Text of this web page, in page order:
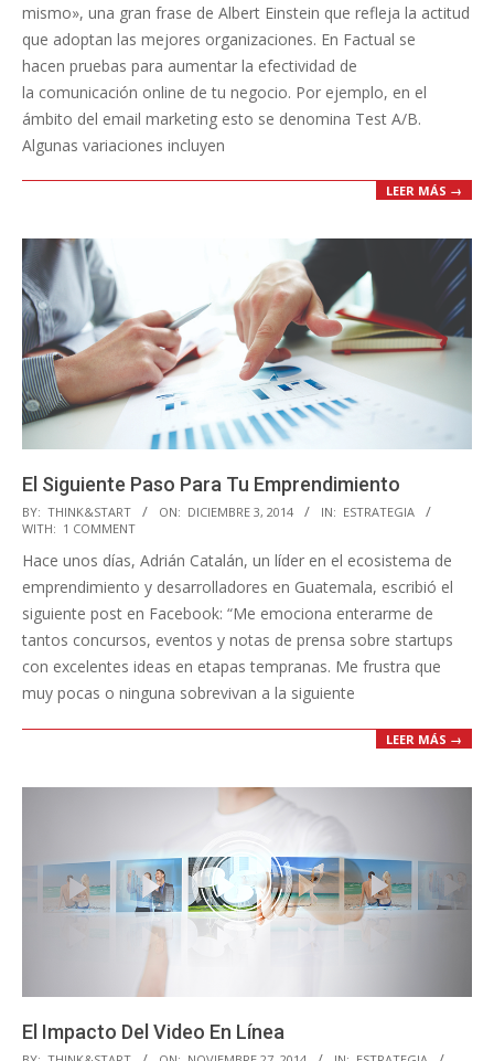
mismo», una gran frase de Albert Einstein que refleja la actitud
que adoptan las mejores organizaciones. En Factual se
hacen pruebas para aumentar la efectividad de
la comunicación online de tu negocio. Por ejemplo, en el
ámbito del email marketing esto se denomina Test A/B.
Algunas variaciones incluyen
LEER MÁS →
El Siguiente Paso Para Tu Emprendimiento
2014-
12-
03
BY: THINK&START ON: DICIEMBRE 3, 2014 IN: ESTRATEGIA
WITH: 1 COMMENT
Hace unos días, Adrián Catalán, un líder en el ecosistema de
emprendimiento y desarrolladores en Guatemala, escribió el
siguiente post en Facebook: “Me emociona enterarme de
tantos concursos, eventos y notas de prensa sobre startups
con excelentes ideas en etapas tempranas. Me frustra que
muy pocas o ninguna sobrevivan a la siguiente
LEER MÁS →
El Impacto Del Video En Línea